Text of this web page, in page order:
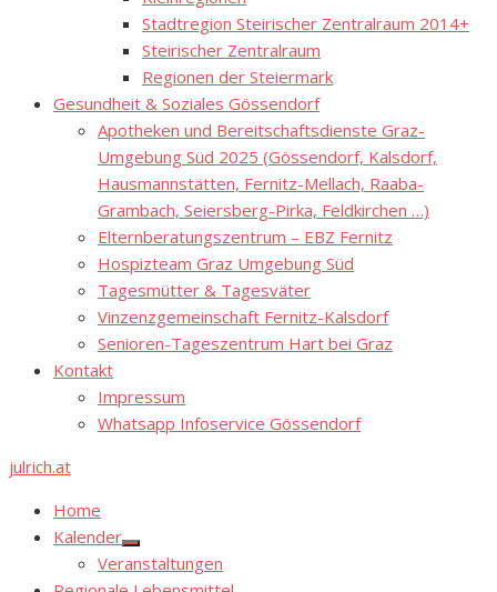
Stadtregion Steirischer Zentralraum 2014+
Steirischer Zentralraum
Regionen der Steiermark
Gesundheit & Soziales Gössendorf
Apotheken und Bereitschaftsdienste Graz-
Umgebung Süd 2025 (Gössendorf, Kalsdorf,
Hausmannstätten, Fernitz-Mellach, Raaba-
Grambach, Seiersberg-Pirka, Feldkirchen …)
Elternberatungszentrum – EBZ Fernitz
Hospizteam Graz Umgebung Süd
Tagesmütter & Tagesväter
Vinzenzgemeinschaft Fernitz-Kalsdorf
Senioren-Tageszentrum Hart bei Graz
Kontakt
Impressum
Whatsapp Infoservice Gössendorf
julrich.at
Home
Kalender
Show
sub
menu
Veranstaltungen